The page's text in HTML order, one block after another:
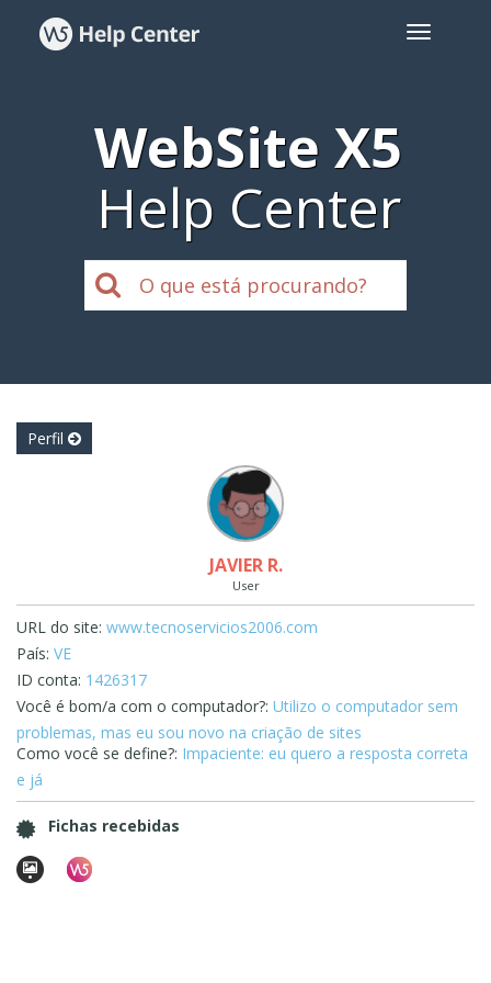
WebSite X5
Help Center
Perfil
JAVIER R.
User
URL do site: www.tecnoservicios2006.com
País: VE
ID conta: 1426317
Você é bom/a com o computador?: Utilizo o computador sem
problemas, mas eu sou novo na criação de sites
Como você se define?: Impaciente: eu quero a resposta correta
e já
Fichas recebidas